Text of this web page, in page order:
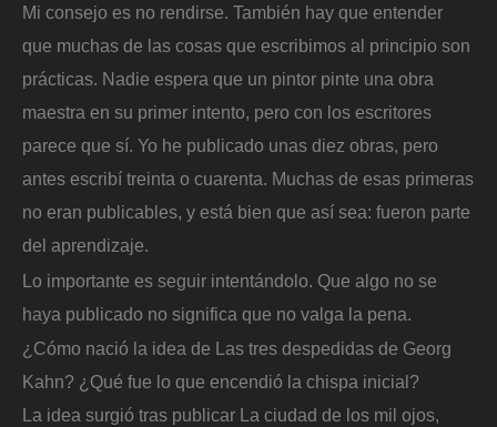
Mi consejo es no rendirse. También hay que entender
que muchas de las cosas que escribimos al principio son
prácticas. Nadie espera que un pintor pinte una obra
maestra en su primer intento, pero con los escritores
parece que sí. Yo he publicado unas diez obras, pero
antes escribí treinta o cuarenta. Muchas de esas primeras
no eran publicables, y está bien que así sea: fueron parte
del aprendizaje.
Lo importante es seguir intentándolo. Que algo no se
haya publicado no significa que no valga la pena.
¿Cómo nació la idea de Las tres despedidas de Georg
Kahn? ¿Qué fue lo que encendió la chispa inicial?
La idea surgió tras publicar La ciudad de los mil ojos,